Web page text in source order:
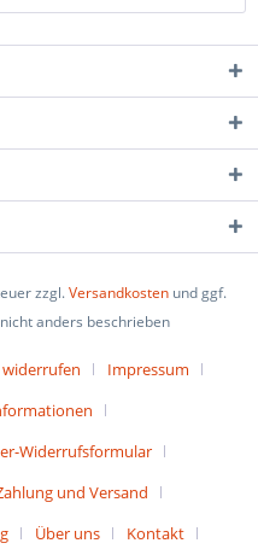
zzgl.Versandkosten und ggf.
anders beschrieben
Impressum
Widerrufsformular
und Versand
Über uns Kontakt